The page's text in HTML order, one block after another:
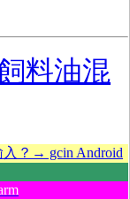
料油混
？→ gcin Android